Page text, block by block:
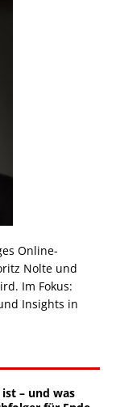
Online-
Nolte und
Im Fokus:
Insights in
– und was